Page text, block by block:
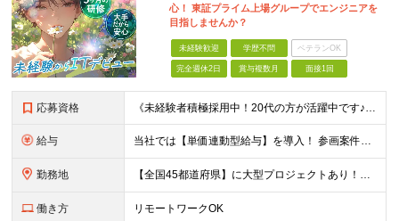
心！ 東証プライム上場グループでエンジニアを
目指しませんか？
未経験歓迎 学歴不問 ベテランOK
完全週休2日 賞与複数月 面接1回
応募資格 《未経験者積極採用中！20代の方が活躍中です♪》 ◎約4割が実務未経験入社！ ■学歴・職歴は一切問いません！ ■第二新卒の方もお気軽にご相談ください♪ ■入社してから数年は、転勤の可能性があります
給与 当社では【単価連動型給与】を導入！ 参画案件の契約単価に連動して給与が決定。 還元率は単価の【70％～80％】と東証プライム上場グループとして高水準です！（社会保険料・教育コスト含む） ■関東：月給
勤務地 【全国45都道府県】に大型プロジェクトあり！※ 四国・沖縄を除く 主要勤務地： 北海道/宮城県/栃木県/埼玉県/千葉県/東京都/神奈川県/愛知県/大阪府/京都府/兵庫県/広島県/福岡県/熊本県 ※勤
働き方 リモートワークOK